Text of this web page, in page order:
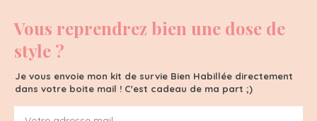
Vous reprendrez bien une dose de
style ?
Je vous envoie mon kit de survie Bien Habillée directement
dans votre boite mail ! C'est cadeau de ma part ;)